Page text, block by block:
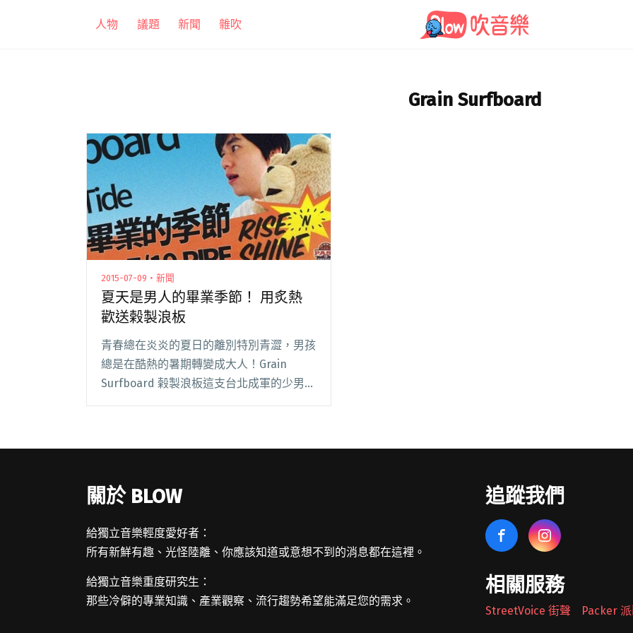
人物 議題 新聞 雜吹
Grain Surfboard
2015-07-09・新聞
夏天是男人的畢業季節！ 用炙熱
歡送榖製浪板
青春總在炎炎的夏日的離別特別青澀，男孩
總是在酷熱的暑期轉變成大人！Grain
Surfboard 榖製浪板這支台北成軍的少男牢
騷樂團，要跟歌迷們暫別，由好朋友五五
關於 BLOW
給獨立音樂輕度愛好者：
所有新鮮有趣、光怪陸離、你應該知道或意想不到的消息都在這裡。
給獨立音樂重度研究生：
那些冷僻的專業知識、產業觀察、流行趨勢希望能滿足您的需求。
追蹤我們
相關服務
StreetVoice 街聲 Packer